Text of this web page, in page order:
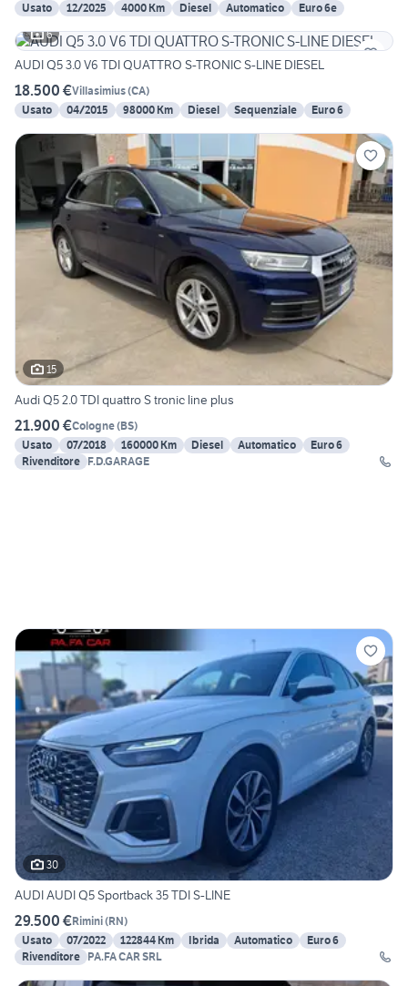
Usato
12/2025 4000 Km Diesel Automatico
Euro 6e
6
AUDI Q5 3.0 V6 TDI QUATTRO S-TRONIC S-LINE DIESEL
18.500 €Villasimius(CA)
Usato
04/2015 98000 Km Diesel Sequenziale Euro 6
15
Audi Q5 2.0 TDI quattro S tronic line plus
21.900 €Cologne(BS)
Usato
07/2018 160000 Km Diesel Automatico
Euro 6
Rivenditore F.D.GARAGE
30
AUDI AUDI Q5 Sportback 35 TDI S-LINE
29.500 €Rimini(RN)
Usato
07/2022 122844 Km Ibrida Automatico
Euro 6
Rivenditore PA.FA CAR SRL